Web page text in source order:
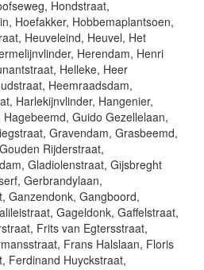
Hondstraat,
Hoefakker, Hobbemaplantsoen,
Heuveleind, Heuvel, Het
Herendam, Henri
Helleke, Heer
Heemraadsdam,
Harlekijnvlinder, Hangenier,
Guido Gezellelaan,
Gravendam, Grasbeemd,
Rijderstraat,
Gladiolenstraat, Gijsbreght
Gerbrandylaan,
Ganzendonk, Gangboord,
Gageldonk, Gaffelstraat,
Frits van Egtersstraat,
Frans Halslaan, Floris
Ferdinand Huyckstraat,